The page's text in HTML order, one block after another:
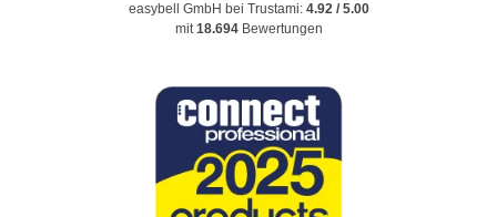
easybell GmbH bei Trustami: 4.92/ 5.00
mit18.694 Bewertungen